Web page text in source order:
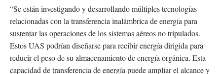
“Se están investigando y desarrollando múltiples tecnologías
relacionadas con la transferencia inalámbrica de energía para
sustentar las operaciones de los sistemas aéreos no tripulados.
Estos UAS podrían diseñarse para recibir energía dirigida para
reducir el peso de su almacenamiento de energía orgánica. Esta
capacidad de transferencia de energía puede ampliar el alcance y